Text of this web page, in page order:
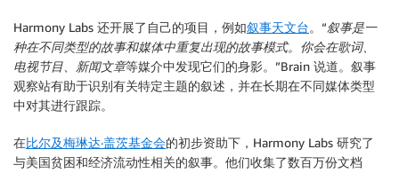
Harmony Labs 还开展了自己的项目，例如叙事天文台。“叙事是一
种在不同类型的故事和媒体中重复出现的故事模式。你会在歌词、
电视节目、新闻文章等媒介中发现它们的身影。”Brain 说道。叙事
观察站有助于识别有关特定主题的叙述，并在长期在不同媒体类型
中对其进行跟踪。
在比尔及梅琳达·盖茨基金会的初步资助下，Harmony Labs 研究了
与美国贫困和经济流动性相关的叙事。他们收集了数百万份文档